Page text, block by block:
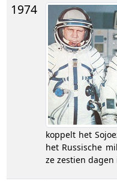
1974
koppelt het
het Russische
ze zestien dagen